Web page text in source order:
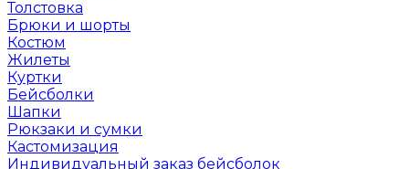
Толстовка
Брюки и шорты
Костюм
Жилеты
Куртки
Бейсболки
Шапки
Рюкзаки и сумки
Кастомизация
Индивидуальный заказ бейсболок